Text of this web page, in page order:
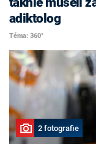
adiktolog
Téma: 360°
2 fotografie